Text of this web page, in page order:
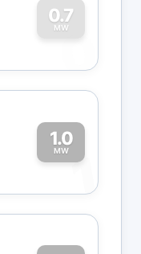
0.7
MW
0
1.0
MW1